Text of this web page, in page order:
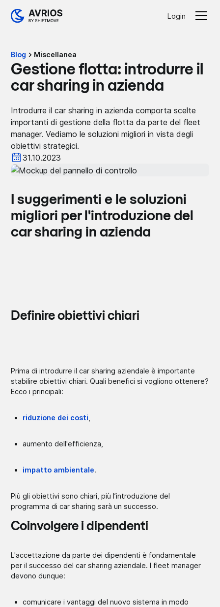
Login
Blog Miscellanea
Gestione flotta: introdurre il
car sharing in azienda
Introdurre il car sharing in azienda comporta scelte
importanti di gestione della flotta da parte del fleet
manager. Vediamo le soluzioni migliori in vista degli
obiettivi strategici.
31.10.2023
I suggerimenti e le soluzioni
migliori per l'introduzione del
car sharing in azienda
Definire obiettivi chiari
Prima di introdurre il car sharing aziendale è importante
stabilire obiettivi chiari. Quali benefici si vogliono ottenere?
Ecco i principali:
riduzione dei costi
aumento dell'efficienza,
impatto ambientale.
Più gli obiettivi sono chiari, più l’introduzione del
programma di car sharing sarà un successo.
Coinvolgere i dipendenti
L'accettazione da parte dei dipendenti è fondamentale
per il successo del car sharing aziendale. I fleet manager
devono dunque:
comunicare i vantaggi del nuovo sistema in modo